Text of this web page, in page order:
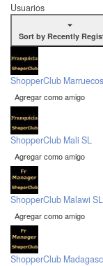
Usuarios
Sort by Recently
ShopperClub
Agregar como amigo
ShopperClub Mali SL
Agregar como amigo
ShopperClub Malawi SL
Agregar como amigo
ShopperClub